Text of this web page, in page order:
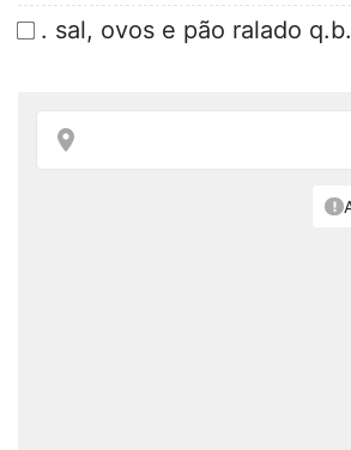
. sal, ovos e pão ralado q.b.